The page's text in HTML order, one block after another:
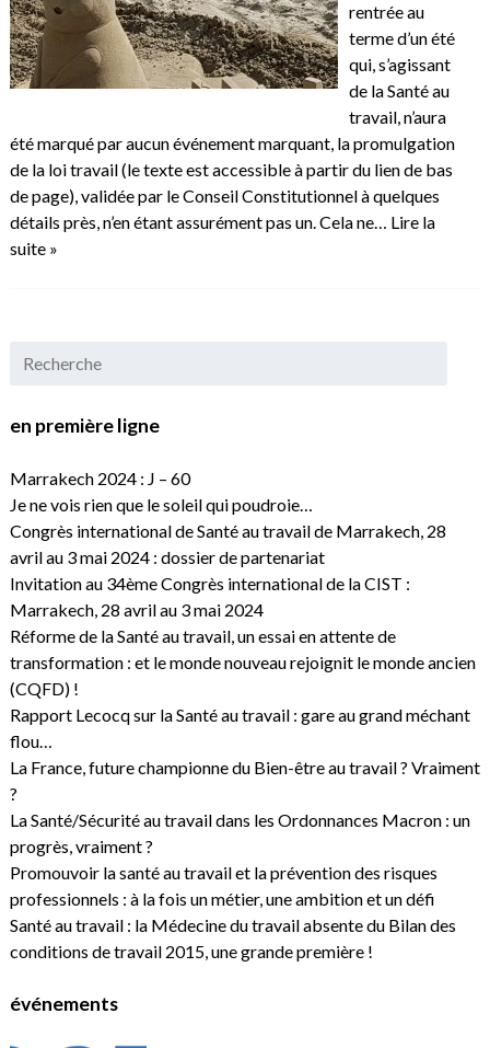
rentrée au
terme d’un été
qui, s’agissant
de la Santé au
travail, n’aura
été marqué par aucun événement marquant, la promulgation
de la loi travail (le texte est accessible à partir du lien de bas
de page), validée par le Conseil Constitutionnel à quelques
détails près, n’en étant assurément pas un. Cela ne… Lire la
suite »
en première ligne
Marrakech 2024 : J – 60
Je ne vois rien que le soleil qui poudroie…
Congrès international de Santé au travail de Marrakech, 28
avril au 3 mai 2024 : dossier de partenariat
Invitation au 34ème Congrès international de la CIST :
Marrakech, 28 avril au 3 mai 2024
Réforme de la Santé au travail, un essai en attente de
transformation : et le monde nouveau rejoignit le monde ancien
(CQFD) !
Rapport Lecocq sur la Santé au travail : gare au grand méchant
flou…
La France, future championne du Bien-être au travail ? Vraiment
?
La Santé/Sécurité au travail dans les Ordonnances Macron : un
progrès, vraiment ?
Promouvoir la santé au travail et la prévention des risques
professionnels : à la fois un métier, une ambition et un défi
Santé au travail : la Médecine du travail absente du Bilan des
conditions de travail 2015, une grande première !
événements